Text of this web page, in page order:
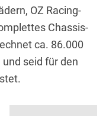
OZ Racing-
Chassis-
ca. 86.000
seid für den